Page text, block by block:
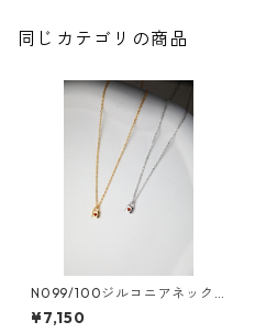
同じカテゴリの商品
N099/100ジルコニアネック
レス
¥7,150